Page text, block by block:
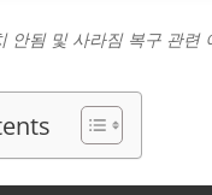
안됨 및 사라짐 복구 관련